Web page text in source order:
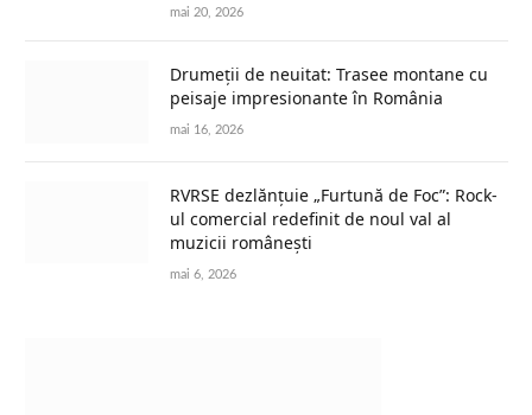
mai 20, 2026
Drumeții de neuitat: Trasee montane cu
peisaje impresionante în România
mai 16, 2026
RVRSE dezlănțuie „Furtună de Foc”: Rock-
ul comercial redefinit de noul val al
muzicii românești
mai 6, 2026